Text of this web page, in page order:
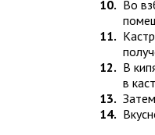
Во
В
в